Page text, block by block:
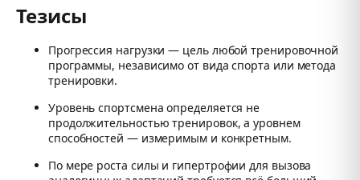
Тезисы
Прогрессия нагрузки — цель любой тренировочной
программы, независимо от вида спорта или метода
тренировки.
Уровень спортсмена определяется не
продолжительностью тренировок, а уровнем
способностей — измеримым и конкретным.
По мере роста силы и гипертрофии для вызова